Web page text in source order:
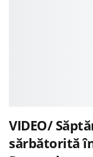
VIDEO/
sărbătorită